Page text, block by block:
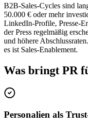
B2B-Sales-Cycles sind
50.000 € oder mehr
LinkedIn-Profile, Presse-
der Press regelmäßig
und höhere
es ist Sales-Enablement.
Was bringt PR
Personalien als